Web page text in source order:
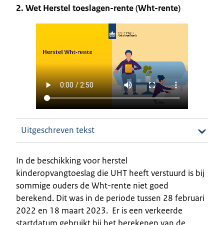
2. Wet Herstel toeslagen-rente (Wht-rente)
Uitgeschreven tekst
In de beschikking voor herstel
kinderopvangtoeslag die UHT heeft verstuurd is bij
sommige ouders de Wht-rente niet goed
berekend. Dit was in de periode tussen 28 februari
2022 en 18 maart 2023. Er is een verkeerde